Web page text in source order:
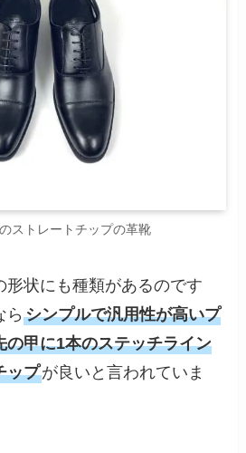
ストレートチップの革靴
形状にも種類があるのです
らシンプルで汎用性が高いプ
の甲に1本のステッチライン
ップが良いと言われていま